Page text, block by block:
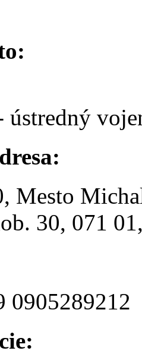
Mesto
30, 071
0905289212